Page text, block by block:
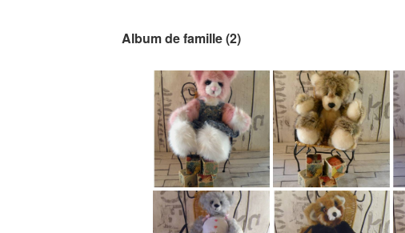
Album de famille (2)